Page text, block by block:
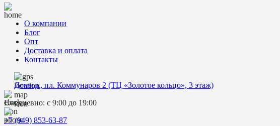
О компании
Блог
Опт
Доставка и оплата
Контакты
Донецк, пл. Коммунаров 2 (ТЦ «Золотое кольцо», 3 этаж)
Ежедневно: с 9:00 до 19:00
+7 (949) 853-63-87